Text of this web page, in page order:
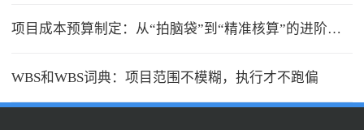
项目成本预算制定：从“拍脑袋”到“精准核算”的进阶之路
WBS和WBS词典：项目范围不模糊，执行才不跑偏